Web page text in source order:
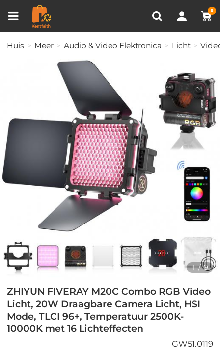
0
RECENT BEKEKEN
Huis Meer Audio & Video Elektronica Licht
1/9
ZHIYUN FIVERAY M20C Combo RGB Video
Licht, 20W Draagbare Camera Licht, HSI
Mode, TLCI 96+, Temperatuur 2500K-
10000K met 16 Lichteffecten
GW51.0119